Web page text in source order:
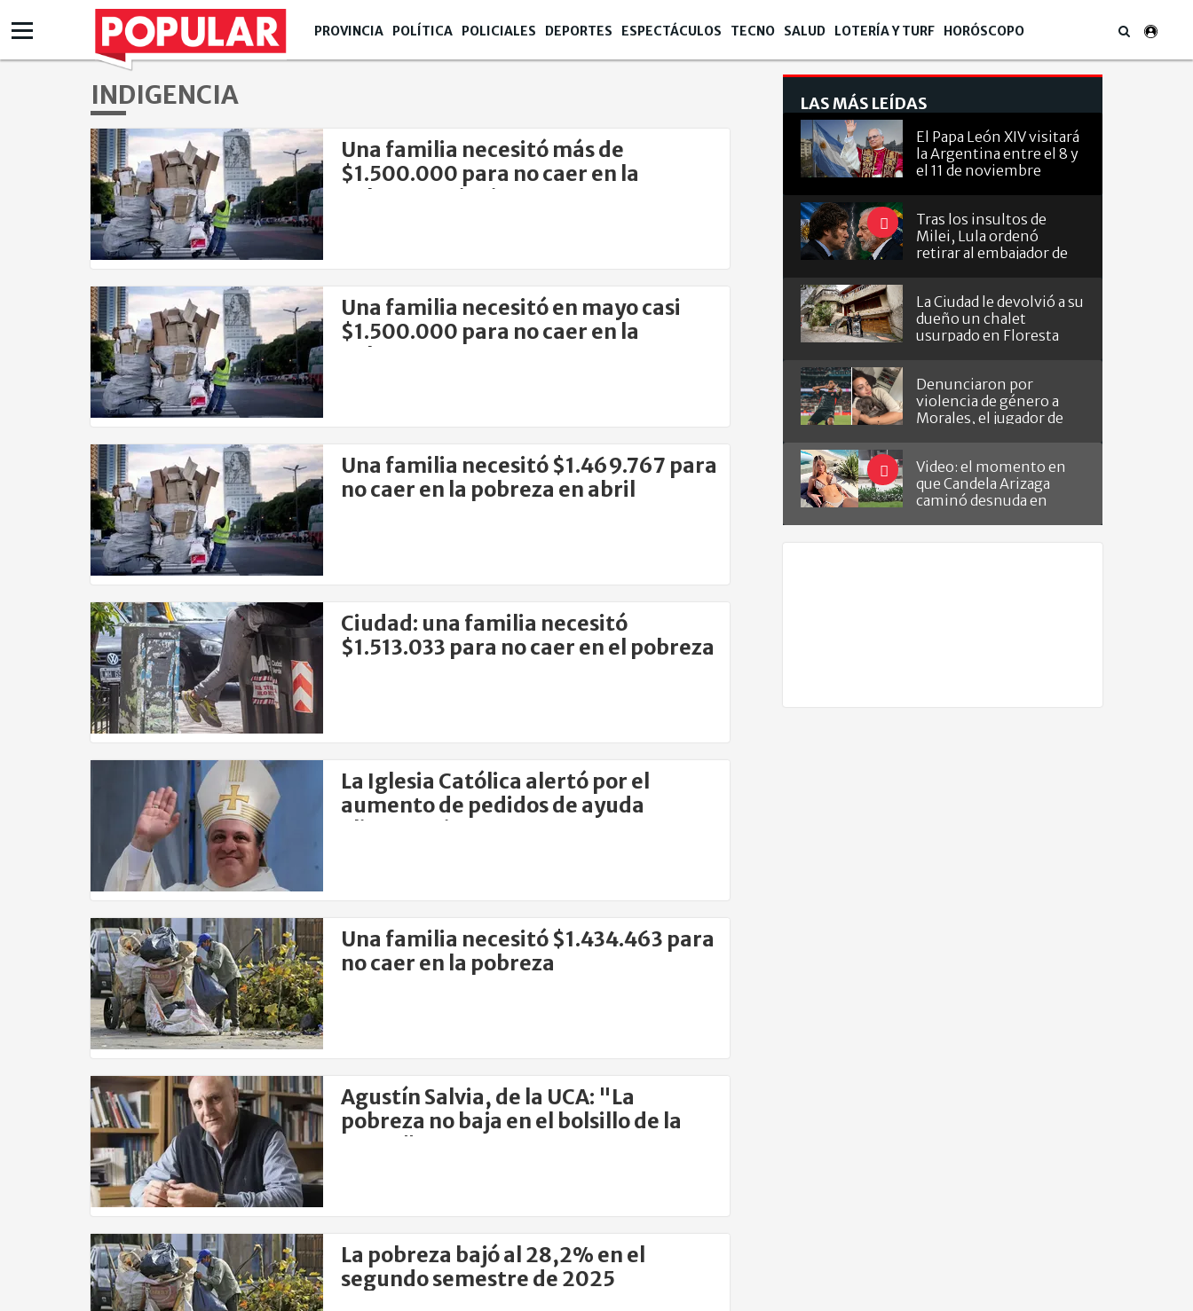
PROVINCIA POLÍTICA POLICIALES DEPORTES ESPECTÁCULOS TECNO SALUD LOTERÍA Y TURF HORÓSCOPO
INDIGENCIA
Una familia necesitó más de
$1.500.000 para no caer en la
pobreza en junio
Una familia necesitó en mayo casi
$1.500.000 para no caer en la
pobreza
Una familia necesitó $1.469.767 para
no caer en la pobreza en abril
Ciudad: una familia necesitó
$1.513.033 para no caer en el pobreza
La Iglesia Católica alertó por el
aumento de pedidos de ayuda
alimentaria
Una familia necesitó $1.434.463 para
no caer en la pobreza
Agustín Salvia, de la UCA: "La
pobreza no baja en el bolsillo de la
gente"
La pobreza bajó al 28,2% en el
segundo semestre de 2025
LAS MÁS LEÍDAS
El Papa León XIV visitará
la Argentina entre el 8 y
el 11 de noviembre
Tras los insultos de
Milei, Lula ordenó
retirar al embajador de
La Ciudad le devolvió a su
dueño un chalet
usurpado en Floresta
Denunciaron por
violencia de género a
Morales, el jugador de
Video: el momento en
que Candela Arizaga
caminó desnuda en